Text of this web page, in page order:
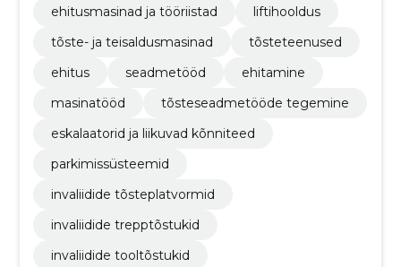
ehitusmasinad ja tööriistad
liftihooldus
tõste- ja teisaldusmasinad
tõsteteenused
ehitus
seadmetööd
ehitamine
masinatööd
tõsteseadmetööde tegemine
eskalaatorid ja liikuvad kõnniteed
parkimissüsteemid
invaliidide tõsteplatvormid
invaliidide trepptõstukid
invaliidide tooltõstukid